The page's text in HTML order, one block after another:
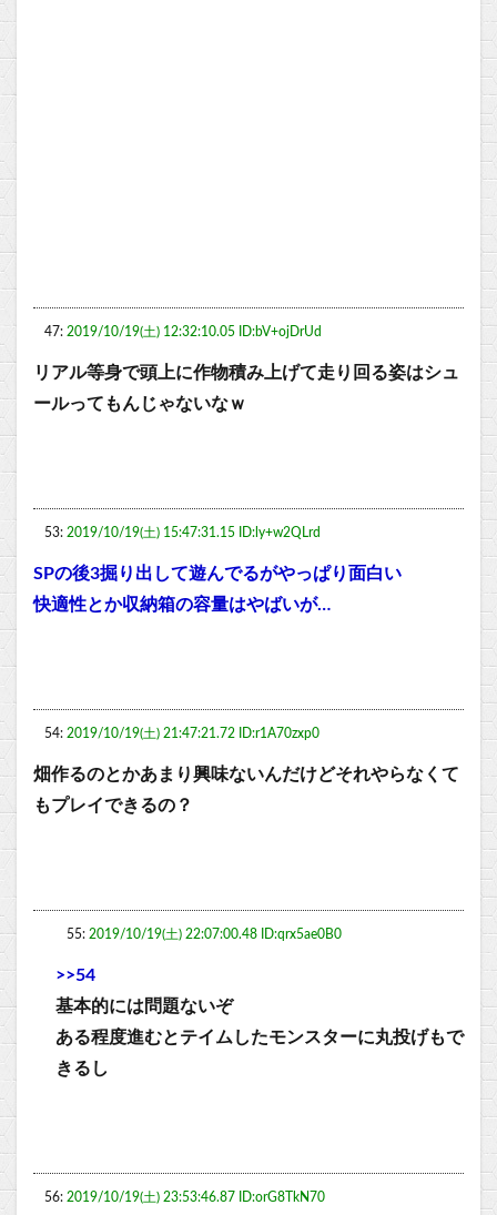
47: 2019/10/19(土) 12:32:10.05 ID:bV+ojDrUd
リアル等身で頭上に作物積み上げて走り回る姿はシュ
ールってもんじゃないなｗ
53: 2019/10/19(土) 15:47:31.15 ID:ly+w2QLrd
SPの後3掘り出して遊んでるがやっぱり面白い
快適性とか収納箱の容量はやばいが…
54: 2019/10/19(土) 21:47:21.72 ID:r1A70zxp0
畑作るのとかあまり興味ないんだけどそれやらなくて
もプレイできるの？
55: 2019/10/19(土) 22:07:00.48 ID:qrx5ae0B0
>>54
基本的には問題ないぞ
ある程度進むとテイムしたモンスターに丸投げもで
きるし
56: 2019/10/19(土) 23:53:46.87 ID:orG8TkN70